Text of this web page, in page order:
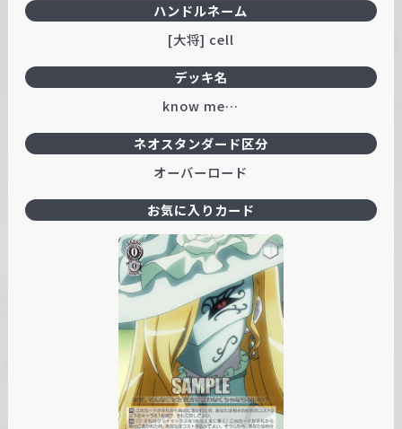
ハンドルネーム
[大将] cell
デッキ名
know me…
ネオスタンダード区分
オーバーロード
お気に入りカード